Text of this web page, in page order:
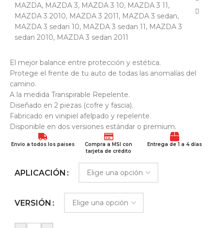
MAZDA, MAZDA 3, MAZDA 3 10, MAZDA 3 11 ,
MAZDA 3 2010, MAZDA 3 2011 , MAZDA 3 sedan,
MAZDA 3 sedan 10, MAZDA 3 sedan 11 , MAZDA 3
sedan 2010, MAZDA 3 sedan 2011
El mejor balance entre protección y estética.
Protege el frente de tu auto de todas las anomalías del
camino.
A la medida Transpirable Repelente.
Diseñado en 2 piezas (cofre y fascia).
Fabricado en vinipiel afelpado y repelente.
Disponible en dos versiones estándar o premium.
Envío a todos los paises
Compra a MSI con
tarjeta de crédito
Entrega de 1 a 4 días
APLICACIÓN
VERSIÓN